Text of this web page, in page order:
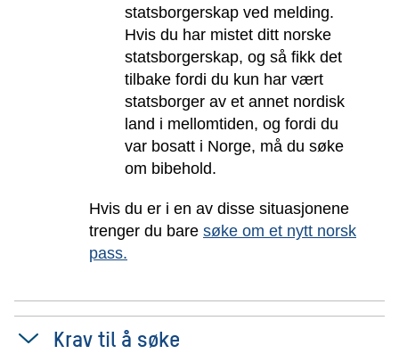
statsborgerskap ved melding.
Hvis du har mistet ditt norske
statsborgerskap, og så fikk det
tilbake fordi du kun har vært
statsborger av et annet nordisk
land i mellomtiden, og fordi du
var bosatt i Norge, må du søke
om bibehold.
Hvis du er i en av disse situasjonene
trenger du bare søke om et nytt norsk
pass.
Krav til å søke